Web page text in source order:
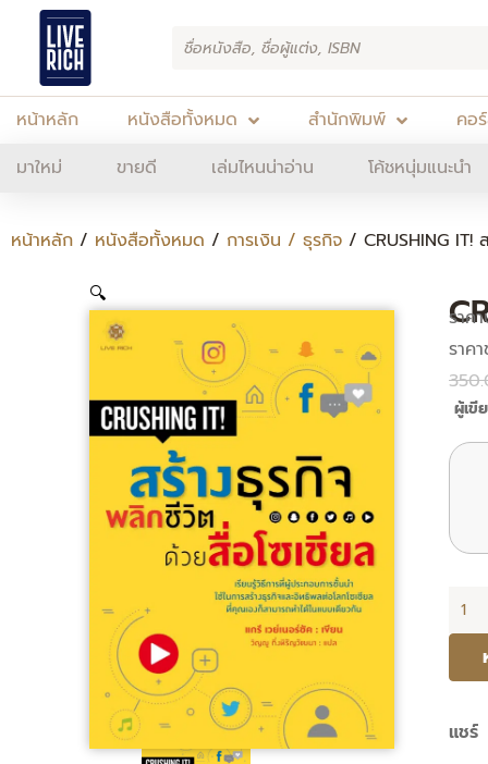
content
Products
search
หน้าหลัก หนังสือทั้งหมด สำนักพิมพ์ คอ
มาใหม่ ขายดี เล่มไหนน่าอ่าน โค้ชหนุ่มแนะนำ
หน้าหลัก / หนังสือทั้งหมด / การเงิน / ธุรกิจ / CRUSHING
🔍
ราค
ผู้เขี
จำนวน
ธุรกิจ
แชร์